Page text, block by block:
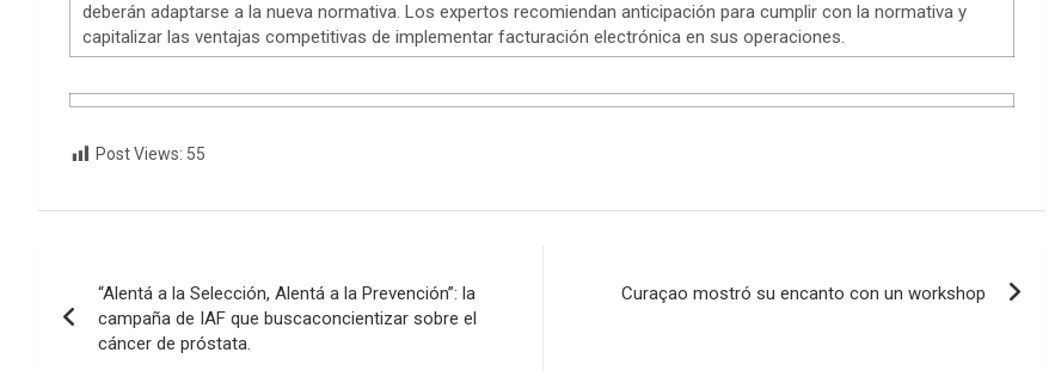
deberán adaptarse a la nueva normativa. Los expertos recomiendan anticipación para cumplir con la normativa y
capitalizar las ventajas competitivas de implementar facturación electrónica en sus operaciones.
Post Views: 55
de
“Alentá a la Selección, Alentá a la Prevención”: la
campaña de IAF que buscaconcientizar sobre el
cáncer de próstata.
Curaçao mostró su encanto con un workshop